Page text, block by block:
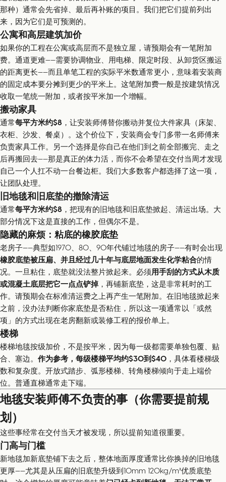
那种）通常会先省掉、最后再补账的项目。我们把它们提前列出
来，因为它们是可预测的。
公寓和高层建筑加价
如果你的工程在公寓或高层而不是独立屋，请预期会有一笔附加
费。通道更难——需要协调物业、用电梯、限定时段、从卸货区搬运
的距离更长——而且单笔工程的实际平米数通常更小，意味着安装商
的固定成本要分摊到更少的平米上。这笔附加费一般是按建筑情况
收取一笔统一附加，或者按平米加一个增幅。
搬动家具
通常每平方米约$8 ，让安装师傅替你搬动并复位大件家具（床架、
衣柜、沙发、餐桌）。这个价位下，安装商会专门多带一名师傅来
负责家具工作。另一个选择是你自己在他们到之前全部搬完、走之
后再搬回去——那是真正的体力活，而你不会希望在交付当周才发现
自己一个人扛不动一台餐边柜。我们大多数客户都选择了这一项，
让团队处理。
旧地毯和旧底垫的撤除清运
通常每平方米约$8 ，把现有的旧地毯和旧底垫掀起、清运出场。大
部分情况下这是直接的工作，但偶尔不是。
隐藏的麻烦：粘底的橡胶底垫
老房子——典型如1970、80、90年代铺过地毯的房子——有时会出现
橡胶底垫被压扁、并且经过几十年与底层地面发生化学粘合的情
况。一旦粘住，底垫就没法整片掀起来。必须用手刮的方式从木质
或混凝土底层把它一点点铲掉，再铺新底垫，这是非常耗时的工
作。请预期会在标准清运费之上再产生一笔附加。在旧地毯掀起来
之前，没办法判断你家底垫是否粘住，所以这一项通常以「或然
项」的方式出现在老房翻新或装修工程的报价单上。
楼梯
楼梯地毯按级加价，不是按平米，因为每一级都需要单独包覆、贴
合、塞边。 作为参考，每级楼梯平均约$30到$40 ，具体看楼梯级
数和复杂度。开放式踏步、弧形楼梯、转角楼梯倾向于走上端价
位。普通直梯通常走下端。
地毯安装师傅不负责的事（你需要提前规
划）
这些事经常在交付当天才被发现，所以提前知道很重要。
门高与门槛
新地毯加新底垫铺下去之后，整体地面厚度通常比你换掉的旧地毯
更厚——尤其是从压扁的旧底垫升级到10mm 120kg/m³优质底垫